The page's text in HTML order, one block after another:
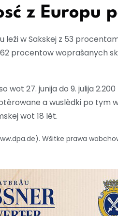
z Europu
leži w Sakskej z 53
procentow woprašanych
wot 27. junija do 9. julija
a wuslědki po tym
wot 18 lět.
Wšitke prawa